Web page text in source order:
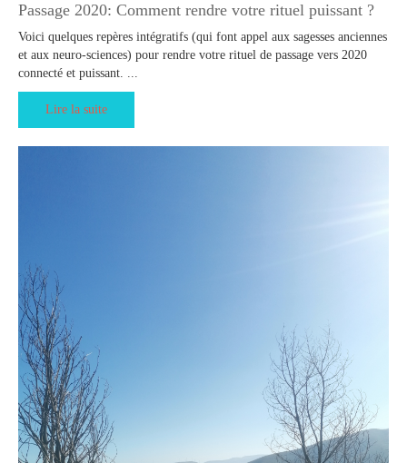
Passage 2020: Comment rendre votre rituel puissant ?
Voici quelques repères intégratifs (qui font appel aux sagesses anciennes
et aux neuro-sciences) pour rendre votre rituel de passage vers 2020
connecté et puissant. ...
Lire la suite